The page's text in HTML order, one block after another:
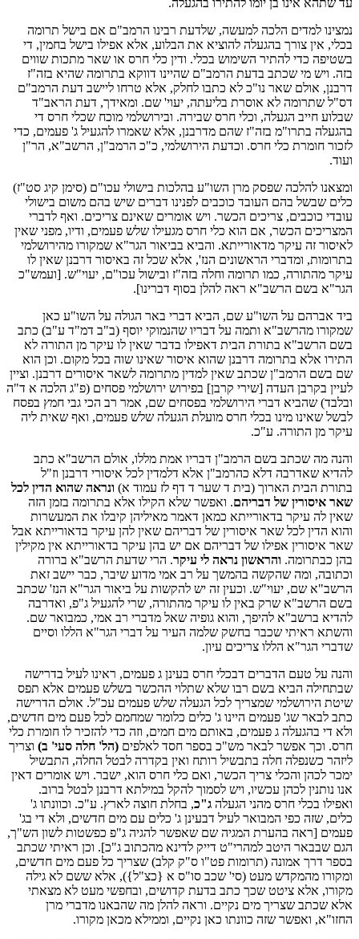
עד שתהא אינו בן יומו להתירו בהגעלה.
נמצינו למדים הלכה למעשה, שלדעת רבינו הרמב"ם אם בישל תרומה
בכלי, אין צורך בהגעלה להוציא את הבלוע, אלא אפילו בישל בחמין, די
בשטיפה כדי להתיר השימוש בכלי. ודין כלי חרס או שאר מתכות שווים
בזה. ויש מי שכתב בדעת הרמב"ם שהיינו דווקא בתרומה שהיא בזה"ז
דרבנן, אולם שאר נו"כ לא כתבו לחלק, אלא טרחו ליישב דעת הרמב"ם
דס"ל שתרומה לא אוסרת בליעתה, יעוי' שם. ומאידך, דעת הראב"ד
שבלוע חייב הגעלה, וכלי חרס שבירה. ובירושלמי מוכח שכלי חרס די
בהגעלה בתרו"מ בזה"ז שהם מדרבנן, אלא שאמרו להגעיל ג' פעמים, כדי
לזכור חומרת כלי חרס. וכדעת הירושלמי, כ"כ הרמב"ן, הרשב"א, הר"ן
ועוד.
ומצאנו להלכה שפסק מרן השו"ע בהלכות בישולי עכו"ם (סימן קיג סט"ז)
כלים שבשל בהם העובד כוכבים לפנינו דברים שיש בהם משום בישולי
עובדי כוכבים, צריכים הכשר. ויש אומרים שאינם צריכים. ואף לדברי
המצריכים הכשר, אם הוא כלי חרס מגעילו שלש פעמים, ודיו, מפני שאין
לאיסור זה עיקר מדאורייתא. והביא בביאור הגר"א שמקורו מהירושלמי
בתרומות, ומדברי הראשונים הנז', אלא שכל זה באיסור דרבנן שאין לו
עיקר מהתורה, כמו תרומה וחלה בזה"ז ובישול עכו"ם, יעוי"ש. [ועמש"כ
הגר"א בשם הרשב"א ראה להלן בסוף דברינו].
ביד אברהם על השו"ע שם, הביא דברי באר הגולה על השו"ע כאן
שמקורו מהרשב"א ותמה על דבריו שהנמוקי יוסף (ב"ב דמ"ד ע"ב) כתב
בשם הרשב"א בתורת הבית דאפילו בדבר שאין לו עיקר מן התורה לא
התירו אלא בתרומה דרבנן שהוא איסור שאינו שוה בכל מקום. וכן הוא
שם בשם הרמב"ן שכתב שאין למדין מתרומה לשאר איסורים דרבנן. וציין
לעיין בקרבן העדה [שירי קרבן] בפירוש ירושלמי פסחים (פ"ג הלכה א ד"ה
ובלבד) שהביא דברי הירושלמי בפסחים שם, אמר רב הכי גבי חמץ בפסח
לבשל שאינו מינו בכלי חרס מועלת הגעלה שלש פעמים, ואף שאית ליה
עיקר מן התורה. ע"כ.
והנה מה שכתב בשם הרמב"ן דבריו אמת מללו, אולם הרשב"א כתב
להדיא שאדרבה דלא כהרמב"ן אלא דלמדין לכל איסורי דרבנן וז"ל
בתורת הבית הארוך (בית ד שער ד דף לז עמוד א) ונראה שהוא הדין לכל
שאר איסורין של דבריהם. ואפשר שלא הקילו אלא בתרומה בזמן הזה
שאין לה עיקר בדאורייתא כמאן דאמר מאיליהן קיבלו את המעשרות
והוא הדין לכל שאר איסורין של דבריהם שאין להן עיקר בדאורייתא אבל
שאר איסורין אפילו של דבריהם אם יש בהן עיקר בדאורייתא אין מקילין
בהן כבתרומה. והראשון נראה לי עיקר. הרי שדעת הרשב"א ברורה
וכתובה, ומה שהקשה בהמשך על רב אמי מדוע שיבר, כבר יישב זאת
הרשב"א שם, יעוי"ש. וכעין זה יש להקשות על ביאור הגר"א הנז' שכתב
בשם הרשב"א שרק באין לו עיקר מהתורה, שרי להגעיל ג"פ, ואדרבה
להדיא ברשב"א להיפך, והוא גופיה שאל מדברי רב אמי, כמבואר שם.
והשתא ראיתי שכבר בחשק שלמה העיר על דברי הגר"א הללו וסיים
שדברי הגר"א הללו צריכים עיון.
והנה על טעם הדברים דבכלי חרס בעינן ג פעמים, ראינו לעיל בדרישה
שבתחילה הביא בשם רבו שלא שתלוי ההכשר בשלש פעמים אלא תפס
שיטת הירושלמי שמצריך לכל הגעלה שלש פעמים עכ"ל. אולם הדרישה
כתב לבאר שג' פעמים היינו ג' כלים כלומר שמחמם לכל פעם מים חדשים,
ולא די בהגעלה ג פעמים, באותם מים חמים, וזה כדי להזכיר לו חומרת כלי
חרס. וכך אפשר לבאר מש"כ בספר חסד לאלפים (הל' חלה סעי' ב) וצריך
ליזהר כשנפלה חלה בתבשיל רותח ואין בקדרה לבטל החלה, התבשיל
ימכר לכהן והכלי צריך הכשר, ואם כלי חרס הוא, ישבר. ויש אומרים דאין
אנו נותנין לכהן עכשיו, ויש לסמוך להקל במילתא דרבנן לבטל ברוב.
ואפילו בכלי חרס מהני הגעלה ג"כ, בחלת חוצה לארץ. ע"כ. וכוונתו ג'
כלים, שזה כפי המבואר לעיל דבעינן ג' כלים עם מים חדשים, ולא די בג'
פעמים [ראה בהערת המגיה שם שאפשר להגיה ג"פ כפשטות לשון הש"ך,
הגם שבבאר היטב למהרי"ט דייק לדינא מהכתוב ג"כ]. וכן ראיתי שכתב
בספר דרך אמונה (תרומות פט"ו ס"ק קלב) שצריך כל פעם מים חדשים,
ומקורו מהמקדש מעט (סי' שכב סו"ס א {כצ"ל}), אלא ששם לא גילה
מקורו, אלא ציטט שכך כתב בדעת קדושים, ובחפשי מעט לא מצאתי
אלא שכתב שצריך מים נקיים. וראה להלן מה שהבאנו מדברי מרן
החזו"א, ואפשר שזה כוונתו כאן נקיים, וממילא מכאן מקורו.